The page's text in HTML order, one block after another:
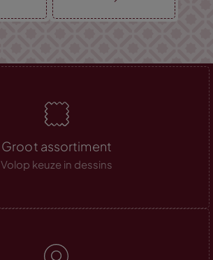
Groot assortiment
Volop keuze in dessins